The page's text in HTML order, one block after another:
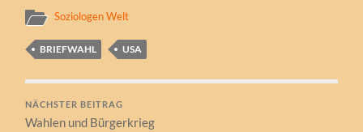
Soziologen Welt
BRIEFWAHL USA
NÄCHSTER BEITRAG
Wahlen und Bürgerkrieg